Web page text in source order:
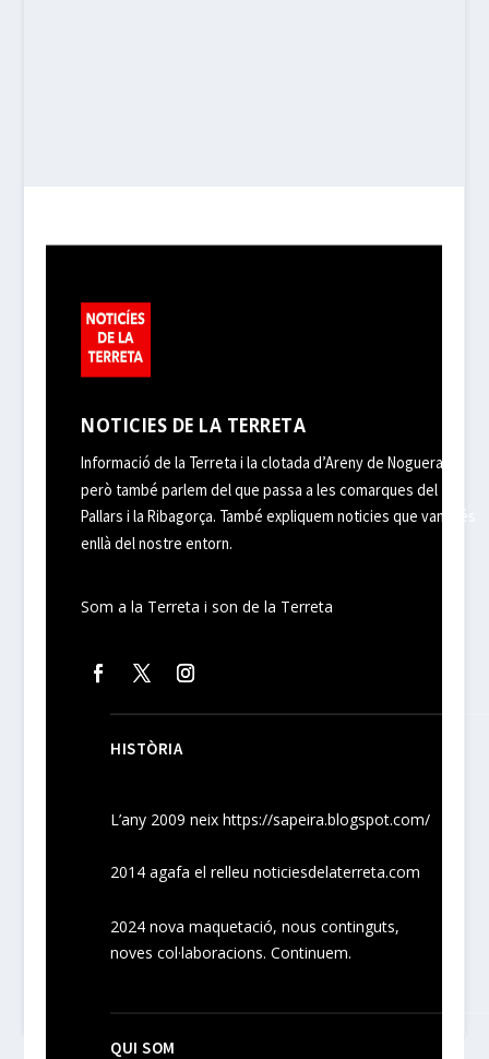
NOTICIES DE LA TERRETA
Informació de la Terreta i la clotada d’Areny de Noguera,
però també parlem del que passa a les comarques del
Pallars i la Ribagorça. També expliquem noticies que van més
enllà del nostre entorn.
Som a la Terreta i son de la Terreta
HISTÒRIA
L’any 2009 neixhttps://sapeira.blogspot.com/
2014 agafa el relleu noticiesdelaterreta.com
2024nova maquetació, nouscontinguts,
novescol·laboracions. Continuem.
QUI SOM